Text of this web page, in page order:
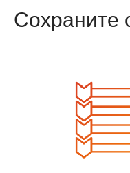
Сохраните